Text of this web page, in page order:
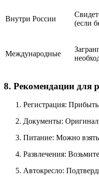
Внутри России
(если
Международные
8. Рекомендации для
Регистрация: Прибыть
Документы:
Питание: Можно
Развлечения:
Автокресло: